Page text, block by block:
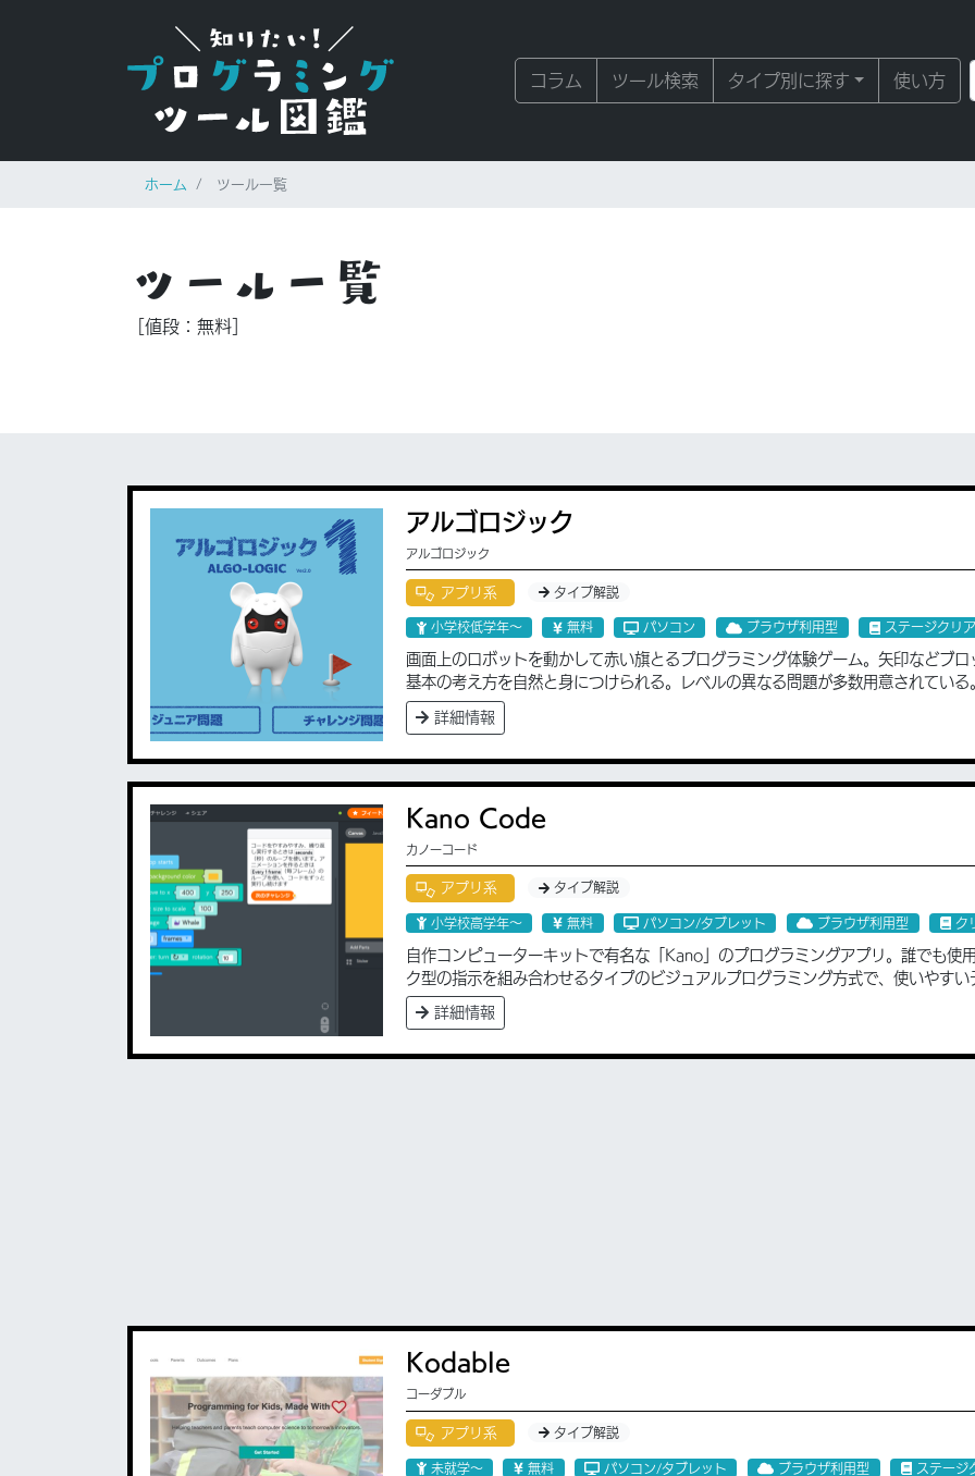
コラム ツール検索 タイプ別に探す 使い方
ホーム ツール一覧
ツール一覧
［値段：無料］
アルゴロジック
アルゴロジック
アプリ系 タイプ解説
小学校低学年〜 無料 パソコン ブラウザ利用型 ステージクリ
画面上のロボットを動かして赤い旗とるプログラミング体験ゲーム。矢印などブ
基本の考え方を自然と身につけられる。レベルの異なる問題が多数用意されている
詳細情報
Kano Code
カノーコード
アプリ系 タイプ解説
小学校高学年〜 無料 パソコン/タブレット ブラウザ利用型 ク
自作コンピューターキットで有名な「Kano」のプログラミングアプリ。誰でも使
ク型の指示を組み合わせるタイプのビジュアルプログラミング方式で、使いやすい
詳細情報
Kodable
コーダブル
アプリ系 タイプ解説
未就学〜 無料 パソコン/タブレット ブラウザ利用型 ステージ